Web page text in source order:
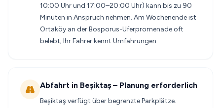
10:00 Uhr und 17:00–20:00 Uhr) kann bis zu 90
Minuten in Anspruch nehmen. Am Wochenende ist
Ortaköy an der Bosporus-Uferpromenade oft
belebt; Ihr Fahrer kennt Umfahrungen.
Abfahrt in Beşiktaş – Planung erforderlich
Beşiktaş verfügt über begrenzte Parkplätze.